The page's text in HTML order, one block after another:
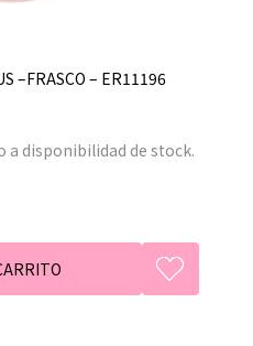
–FRASCO – ER11196
a disponibilidad de stock.